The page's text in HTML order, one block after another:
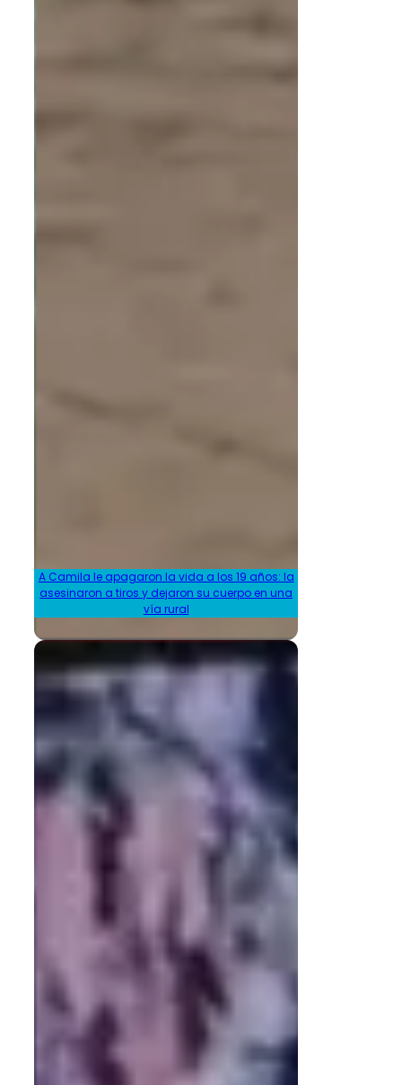
A Camila le apagaron la vida a los 19 años: la
asesinaron a tiros y dejaron su cuerpo en una
vía rural